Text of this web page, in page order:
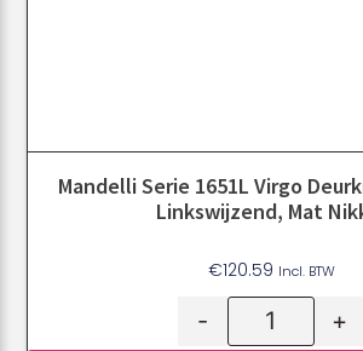
Mandelli Serie 1651L Virgo
Linkswijzend, Mat
€120.59 Incl. BTW
- +